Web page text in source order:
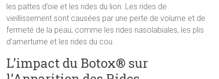
les pattes d’oie et les rides du lion. Les rides de
vieillissement sont causées par une perte de volume et de
fermeté de la peau, comme les rides nasolabiales, les plis
d’amertume et les rides du cou.
L’impact du Botox® sur